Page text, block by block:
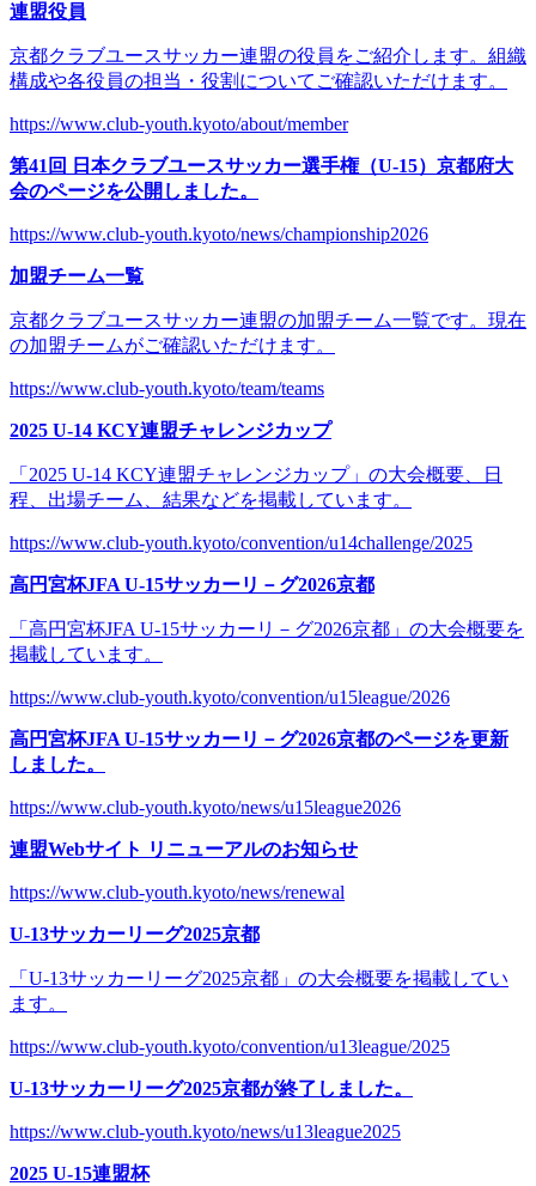
連盟役員
京都クラブユースサッカー連盟の役員をご紹介します。組織
構成や各役員の担当・役割についてご確認いただけます。
https://www.club-youth.kyoto/about/member
第41回 日本クラブユースサッカー選手権（U-15）京都府大
会のページを公開しました。
https://www.club-youth.kyoto/news/championship2026
加盟チーム一覧
京都クラブユースサッカー連盟の加盟チーム一覧です。現在
の加盟チームがご確認いただけます。
https://www.club-youth.kyoto/team/teams
2025 U-14 KCY連盟チャレンジカップ
「2025 U-14 KCY連盟チャレンジカップ」の大会概要、日
程、出場チーム、結果などを掲載しています。
https://www.club-youth.kyoto/convention/u14challenge/2025
高円宮杯JFA U-15サッカーリ－グ2026京都
「高円宮杯JFA U-15サッカーリ－グ2026京都」の大会概要を
掲載しています。
https://www.club-youth.kyoto/convention/u15league/2026
高円宮杯JFA U-15サッカーリ－グ2026京都のページを更新
しました。
https://www.club-youth.kyoto/news/u15league2026
連盟Webサイト リニューアルのお知らせ
https://www.club-youth.kyoto/news/renewal
U-13サッカーリーグ2025京都
「U-13サッカーリーグ2025京都」の大会概要を掲載してい
ます。
https://www.club-youth.kyoto/convention/u13league/2025
U-13サッカーリーグ2025京都が終了しました。
https://www.club-youth.kyoto/news/u13league2025
2025 U-15連盟杯